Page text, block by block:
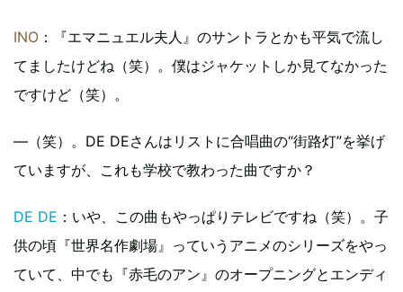
INO ：『エマニュエル夫人』のサントラとかも平気で流し
てましたけどね（笑）。僕はジャケットしか見てなかった
ですけど（笑）。
―（笑）。DE DEさんはリストに合唱曲の“街路灯”を挙げ
ていますが、これも学校で教わった曲ですか？
DE DE ：いや、この曲もやっぱりテレビですね（笑）。子
供の頃『世界名作劇場』っていうアニメのシリーズをやっ
ていて、中でも『赤毛のアン』のオープニングとエンディ